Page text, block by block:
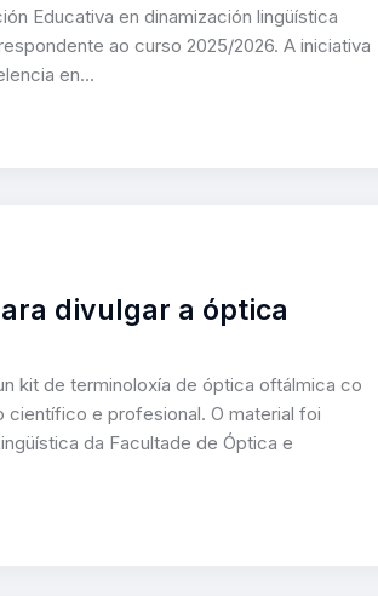
Educativa en dinamización lingüística
ao curso 2025/2026. A iniciativa
en…
divulgar a óptica
kit de terminoloxía de óptica oftálmica co
e profesional. O material foi
da Facultade de Óptica e